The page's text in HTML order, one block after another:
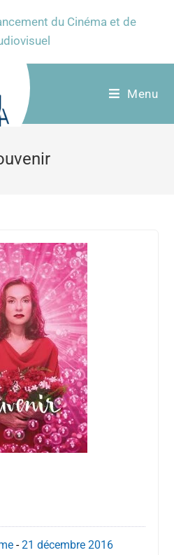
du Cinéma et de
Menu
-21 décembre 2016